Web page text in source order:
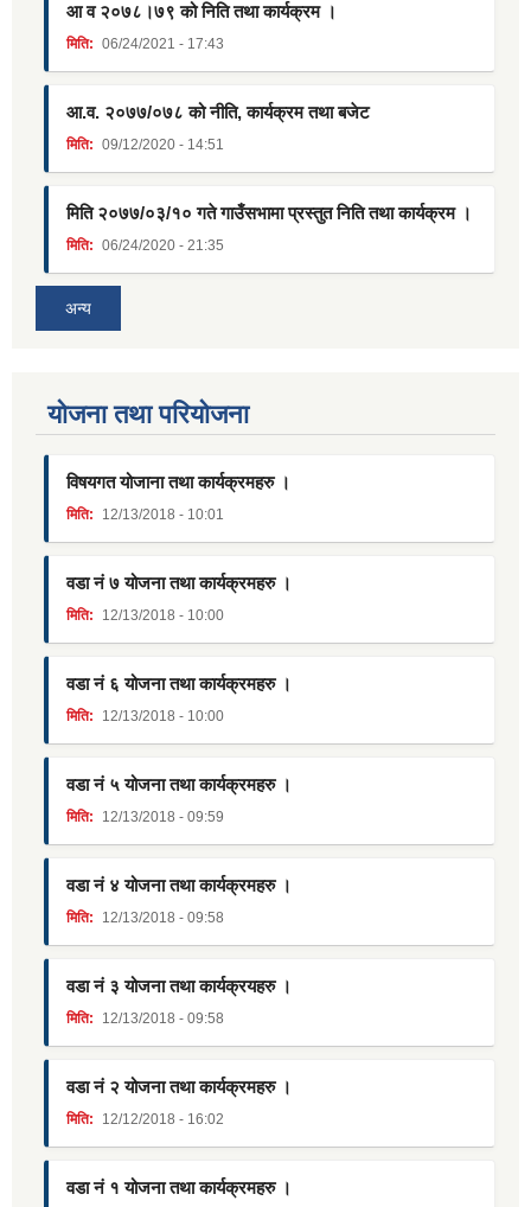
आ व २०७८।७९ को निति तथा कार्यक्रम ।
मिति: 06/24/2021 - 17:43
आ.व. २०७७/०७८ को नीति, कार्यक्रम तथा बजेट
मिति: 09/12/2020 - 14:51
मिति २०७७/०३/१० गते गाउँसभामा प्रस्तुत निति तथा कार्यक्रम ।
मिति: 06/24/2020 - 21:35
अन्य
याेजना तथा परियाेजना
विषयगत योजाना तथा कार्यक्रमहरु ।
मिति: 12/13/2018 - 10:01
वडा नं ७ योजना तथा कार्यक्रमहरु ।
मिति: 12/13/2018 - 10:00
वडा नं ६ योजना तथा कार्यक्रमहरु ।
मिति: 12/13/2018 - 10:00
वडा नं ५ योजना तथा कार्यक्रमहरु ।
मिति: 12/13/2018 - 09:59
वडा नं ४ योजना तथा कार्यक्रमहरु ।
मिति: 12/13/2018 - 09:58
वडा नं ३ योजना तथा कार्यक्रयहरु ।
मिति: 12/13/2018 - 09:58
वडा नं २ योजना तथा कार्यक्रमहरु ।
मिति: 12/12/2018 - 16:02
वडा नं १ योजना तथा कार्यक्रमहरु ।